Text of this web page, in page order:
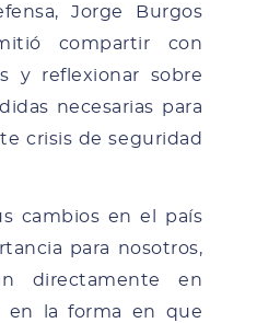
Jorge Burgos
compartir con
y reflexionar sobre
necesarias para
crisis de seguridad
cambios en el país
para nosotros,
directamente en
en la forma en que